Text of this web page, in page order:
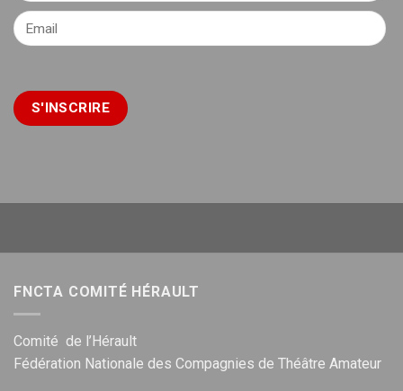
FNCTA COMITÉ HÉRAULT
Comité de l’Hérault
Fédération Nationale des Compagnies de Théâtre Amateur